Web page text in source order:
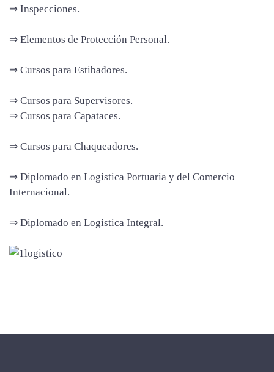
⇒ Inspecciones.
⇒ Elementos de Protección Personal.
⇒ Cursos para Estibadores.
⇒ Cursos para Supervisores.
⇒ Cursos para Capataces.
⇒ Cursos para Chaqueadores.
⇒ Diplomado en Logística Portuaria y del Comercio
Internacional.
⇒ Diplomado en Logística Integral.